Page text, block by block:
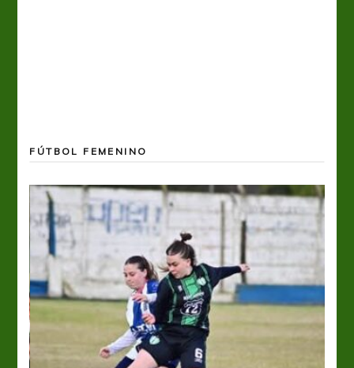
FÚTBOL FEMENINO